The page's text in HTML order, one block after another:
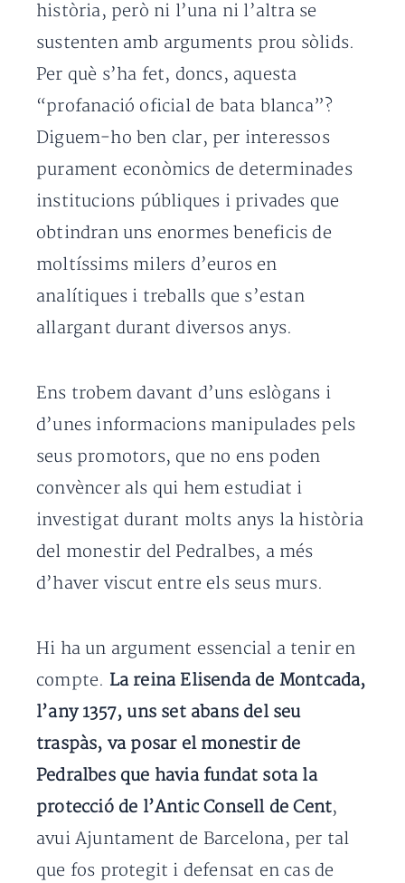
història, però ni l’una ni l’altra se
sustenten amb arguments prou sòlids.
Per què s’ha fet, doncs, aquesta
“profanació oficial de bata blanca”?
Diguem-ho ben clar, per interessos
purament econòmics de determinades
institucions públiques i privades que
obtindran uns enormes beneficis de
moltíssims milers d’euros en
analítiques i treballs que s’estan
allargant durant diversos anys.
Ens trobem davant d’uns eslògans i
d’unes informacions manipulades pels
seus promotors, que no ens poden
convèncer als qui hem estudiat i
investigat durant molts anys la història
del monestir del Pedralbes, a més
d’haver viscut entre els seus murs.
Hi ha un argument essencial a tenir en
compte. La reina Elisenda de Montcada,
l’any 1357, uns set abans del seu
traspàs, va posar el monestir de
Pedralbes que havia fundat sota la
protecció de l’Antic Consell de Cent,
avui Ajuntament de Barcelona, per tal
que fos protegit i defensat en cas de